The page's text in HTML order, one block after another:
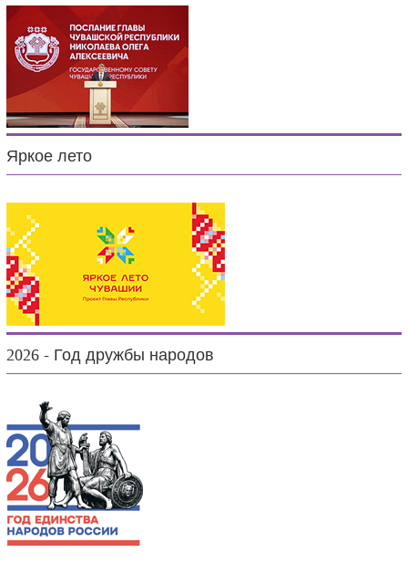
Яркое лето
2026 - Год дружбы народов